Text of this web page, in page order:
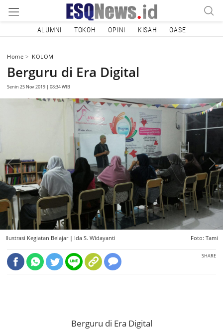
ALUMNI TOKOH OPINI KISAH OASE
Home KOLOM
Berguru di Era Digital
Senin 25 Nov 2019 | 08:34 WIB
Ilustrasi Kegiatan Belajar | Ida S. Widayanti Foto: Tami
SHARE
Berguru di Era Digital